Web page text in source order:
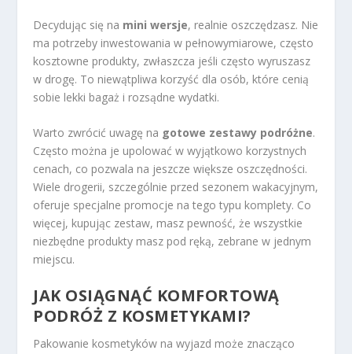
Decydując się na mini wersje, realnie oszczędzasz. Nie
ma potrzeby inwestowania w pełnowymiarowe, często
kosztowne produkty, zwłaszcza jeśli często wyruszasz
w drogę. To niewątpliwa korzyść dla osób, które cenią
sobie lekki bagaż i rozsądne wydatki.
Warto zwrócić uwagę na gotowe zestawy podróżne.
Często można je upolować w wyjątkowo korzystnych
cenach, co pozwala na jeszcze większe oszczędności.
Wiele drogerii, szczególnie przed sezonem wakacyjnym,
oferuje specjalne promocje na tego typu komplety. Co
więcej, kupując zestaw, masz pewność, że wszystkie
niezbędne produkty masz pod ręką, zebrane w jednym
miejscu.
JAK OSIĄGNĄĆ KOMFORTOWĄ
PODRÓŻ Z KOSMETYKAMI?
Pakowanie kosmetyków na wyjazd może znacząco